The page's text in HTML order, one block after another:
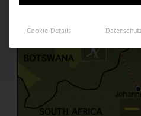
Cookie-Details